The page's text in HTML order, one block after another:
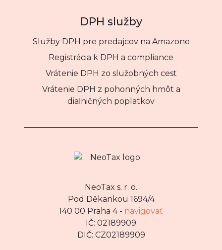
DPH služby
Služby DPH pre predajcov na Amazone
Registrácia k DPH a compliance
Vrátenie DPH zo služobných cest
Vrátenie DPH z pohonných hmôt a
diaľničných poplatkov
NeoTax s. r. o.
Pod Děkankou 1694/4
140 00 Praha 4 - navigovať
IČ: 02189909
DIČ: CZ02189909